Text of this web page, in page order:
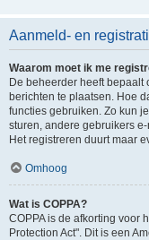
Aanmeld- en
Waarom moet ik me
De beheerder heeft bepaalt
berichten te plaatsen. Hoe
functies gebruiken. Zo kun
sturen, andere gebruikers
Het registreren duurt maar
Omhoog
Wat is COPPA?
COPPA is de afkorting voor
Protection Act". Dit is een